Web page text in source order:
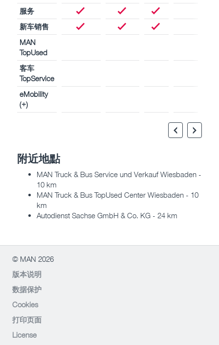
服务
新车销售
MAN
TopUsed
客车
TopService
eMobility
(+)
附近地點
MAN Truck & Bus Service und Verkauf Wiesbaden -
10 km
MAN Truck & Bus TopUsed Center Wiesbaden - 10
km
Autodienst Sachse GmbH & Co. KG - 24 km
© MAN 2026
版本说明
数据保护
Cookies
打印页面
License